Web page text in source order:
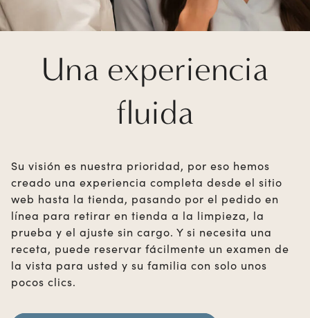
Una experiencia
fluida
Su visión es nuestra prioridad, por eso hemos
creado una experiencia completa desde el sitio
web hasta la tienda, pasando por el pedido en
línea para retirar en tienda a la limpieza, la
prueba y el ajuste sin cargo. Y si necesita una
receta, puede reservar fácilmente un examen de
la vista para usted y su familia con solo unos
pocos clics.